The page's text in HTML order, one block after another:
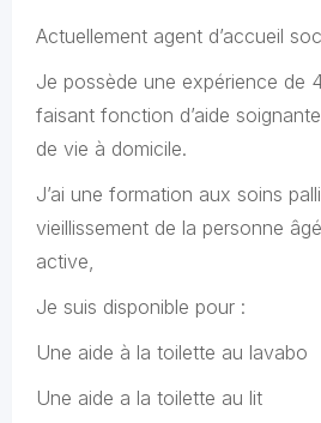
Actuellement agent d’accueil
Je possède une expérience de
faisant fonction d’aide
de vie à domicile.
J’ai une formation aux soins
vieillissement de la personne
active,
Je suis disponible pour :
Une aide à la toilette au lavabo
Une aide a la toilette au lit